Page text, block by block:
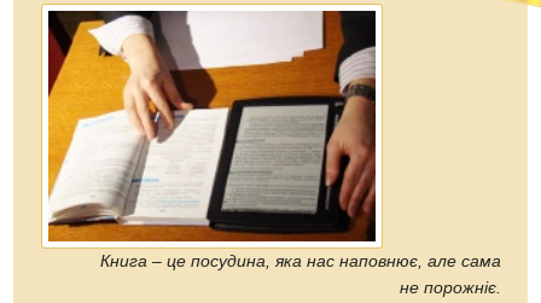
Книга – це посудина, яка нас наповнює, але сама
не порожніє.